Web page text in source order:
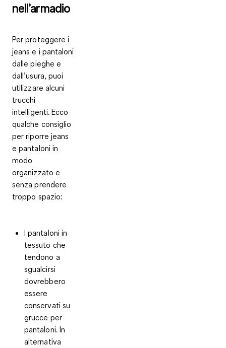
nell’armadio
Per proteggere i
jeans e i pantaloni
dalle pieghe e
dall’usura, puoi
utilizzare alcuni
trucchi
intelligenti. Ecco
qualche consiglio
per riporre jeans
e pantaloni in
modo
organizzato e
senza prendere
troppo spazio:
I pantaloni in
tessuto che
tendono a
sgualcirsi
dovrebbero
essere
conservati su
grucce per
pantaloni. In
alternativa